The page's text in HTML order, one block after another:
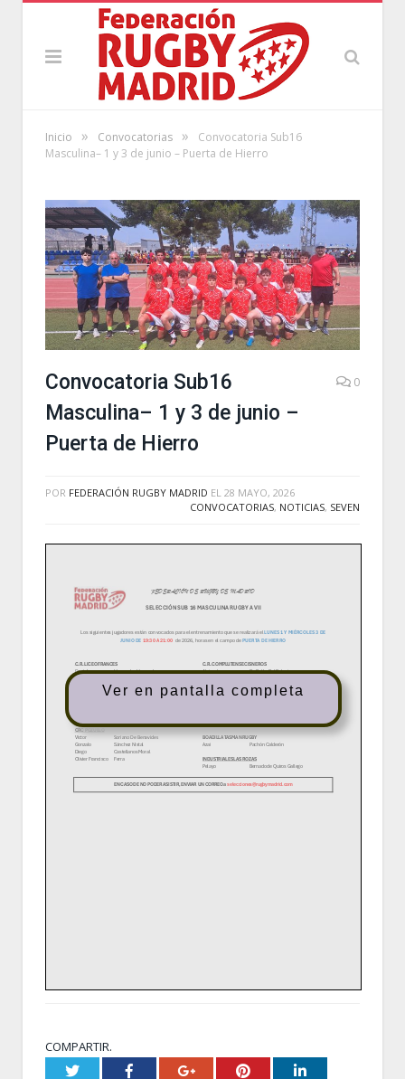
Inicio » Convocatorias »
Convocatoria Sub16
Masculina– 1 y 3 de junio – Puerta de Hierro
Convocatoria Sub16
Masculina– 1 y 3 de junio –
Puerta de Hierro
0
POR FEDERACIÓN RUGBY MADRID EL 28 MAYO, 2026
CONVOCATORIAS, NOTICIAS, SEVEN
Ver en pantalla completa
COMPARTIR.
Twitter Facebook Google+ Pinterest LinkedIn